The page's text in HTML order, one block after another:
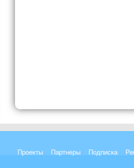
Проекты Партнеры Подписка